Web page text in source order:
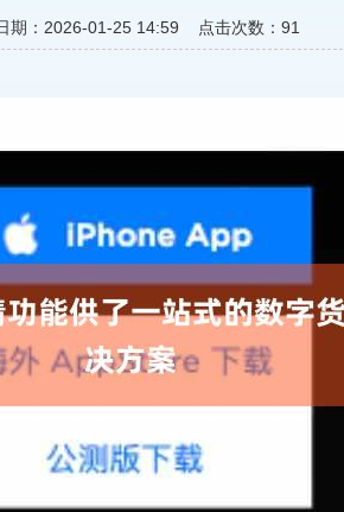
期：2026-01-25 14:59 点击次数：91